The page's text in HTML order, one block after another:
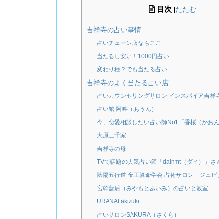
目次 [たたむ]
吉祥寺の占い事情
占いチェーン店ならここ
当たるし安い！1000円占い
変わり種？でも当たる占い
吉祥寺のよく当たる占い店
占いカウンセリングサロン インスパイア吉
占い館 阿吽（あうん）
今、恋愛相談したい占い師No1「香桜（かおん
大原三千家
吉祥寺の母
TVで話題の人気占い師「dainmt（ダイ）」さ
陰陽五行道 帝王算命学会 占術サロン・ジュピ
宮幹藍后（みやもとあいみ）の占いと教室
URANAI akizuki
占いサロンSAKURA（さくら）